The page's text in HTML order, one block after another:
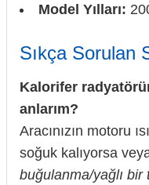
Model Yılları:
Sıkça Sorulan
Kalorifer
anlarım?
Aracınızın motoru
soğuk kalıyorsa
buğulanma/yağlı bir